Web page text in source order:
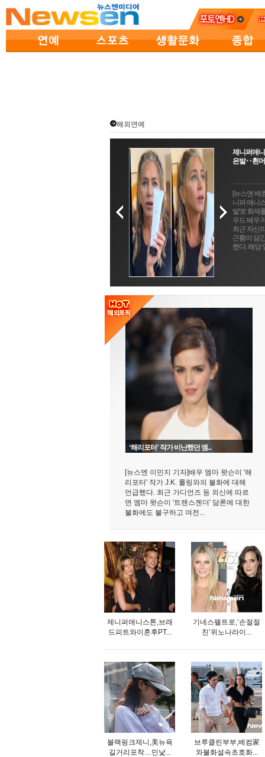
해외연예
제니퍼애
은발‥흰
[뉴스엔 배
니퍼 애니
발'로 화제
우드 배우
최근 자신
근황이 담
했다. 해당
‘해리포터’ 작가 비난했던 엠...
[뉴스엔 이민지 기자]배우 엠마 왓슨이 '해
리포터' 작가 J.K. 롤링와의 불화에 대해
언급했다. 최근 가디언즈 등 외신에 따르
면 엠마 왓슨이 '트랜스젠더' 담론에 대한
불화에도 불구하고 여전...
제니퍼애니스톤,브래
드피트와이혼후PT...
기네스팰트로,‘손절절
친’위노나라이...
블랙핑크제니,美뉴욕
길거리포착…민낯...
브루클린부부,베컴家
와불화설속초호화...